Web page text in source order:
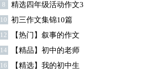
作文四篇
8
精选四年级活动作文3
篇
10 初三作文集锦10篇
12
【热门】叙事的作文
400字集锦7篇
14
【精品】初中的老师
作文9篇
16
【精选】我的初中生